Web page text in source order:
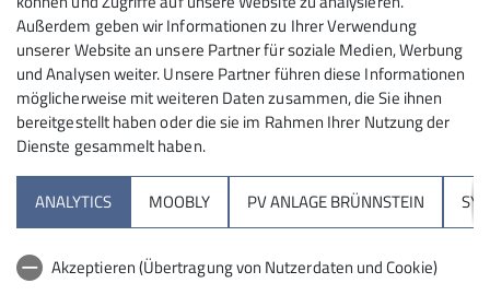
Sektion
Hochrieshütte
Außerdem geben wir Informationen zu Ihrer Verwendung
unserer Website an unsere Partner für soziale Medien, Werbung
und Analysen weiter. Unsere Partner führen diese Informationen
möglicherweise mit weiteren Daten zusammen, die Sie ihnen
bereitgestellt haben oder die sie im Rahmen Ihrer Nutzung der
Dienste gesammelt haben.
ANALYTICS MOOBLY PV ANLAGE BRÜNNSTEIN
Akzeptieren (Übertragung von Nutzerdaten und Cookie)